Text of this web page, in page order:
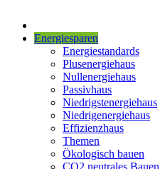
Energiesparen
Energiestandards
Plusenergiehaus
Nullenergiehaus
Passivhaus
Niedrigstenergiehaus
Niedrigenergiehaus
Effizienzhaus
Themen
Ökologisch bauen